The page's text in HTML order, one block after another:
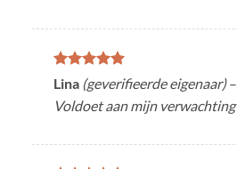
Gewaardeerd
5uit 5
Lina (geverifieerde eigenaar) –
Voldoet aan mijn verwachting